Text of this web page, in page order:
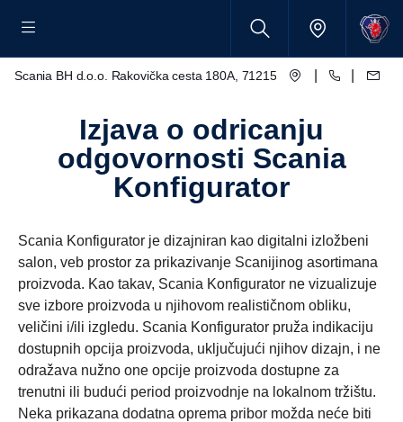
Scania BH d.o.o. Rakovička cesta 180A, 71215 Blažuj - Sarajevo
Izjava o odricanju
odgovornosti Scania
Konfigurator
Scania Konfigurator je dizajniran kao digitalni izložbeni
salon, veb prostor za prikazivanje Scanijinog asortimana
proizvoda. Kao takav, Scania Konfigurator ne vizualizuje
sve izbore proizvoda u njihovom realističnom obliku,
veličini i/ili izgledu. Scania Konfigurator pruža indikaciju
dostupnih opcija proizvoda, uključujući njihov dizajn, i ne
odražava nužno one opcije proizvoda dostupne za
trenutni ili budući period proizvodnje na lokalnom tržištu.
Neka prikazana dodatna oprema pribor možda neće biti